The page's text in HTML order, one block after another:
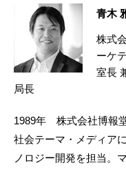
青木
株式
ーケ
室長
局長
1989年 株式会社博報
社会テーマ・メディア
ノロジー開発を担当。